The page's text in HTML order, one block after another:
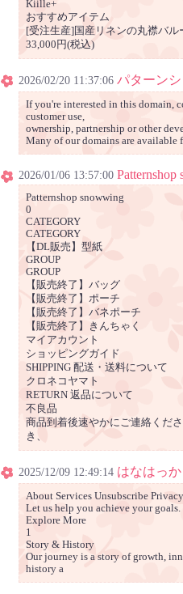
Kiille+
おすすめアイテム
[受注生産]国産リネンの丸襟バ
33,000円(税込)
2026/02/20 11:37:06 パターン
If you're interested in this domain,
customer use,
ownership, partnership or other
Many of our domains are available
2026/01/06 13:57:00 Patternshop
Patternshop snowwing
0
CATEGORY
CATEGORY
【DL販売】型紙
GROUP
GROUP
【販売終了】バッグ
【販売終了】ポーチ
【販売終了】バネポーチ
【販売終了】きんちゃく
マイアカウント
ショッピングガイド
SHIPPING 配送・送料について
クロネコヤマト
RETURN 返品について
不良品
商品到着後速やかにご連絡くだ
き、
2025/12/09 12:49:14 はなはっか
About Services Unsubscribe
Let us help you achieve your goals.
Explore More
1
Story & History
Our journey is a story of growth,
history a